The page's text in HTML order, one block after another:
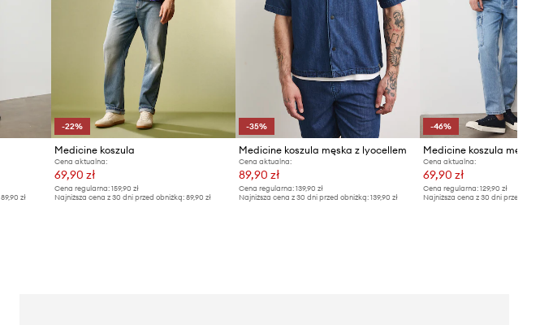
89,90 zł
-22%
Medicine koszula
Cena aktualna:
69,90 zł
Cena regularna: 159,90 zł
Najniższa cena z 30 dni przed obniżką: 89,90 zł
-35%
Medicine koszula męska z lyocellem
Cena aktualna:
89,90 zł
Cena regularna:139,90 zł
Najniższa cena z 30 dni przed obniżką:139,90 zł
-46%
Medicine koszula męska
Cena aktualna:
69,90 zł
Cena regularna: 129,90 zł
Najniższa cena z 30 dni przed obniżką: